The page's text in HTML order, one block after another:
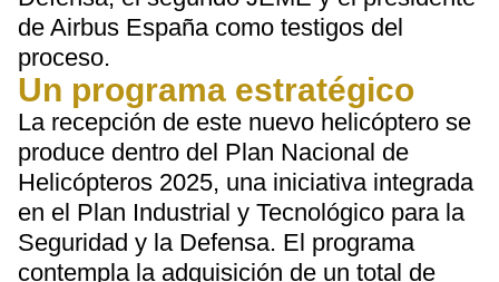
de Airbus España como testigos del
proceso.
Un programa estratégico
La recepción de este nuevo helicóptero se
produce dentro del Plan Nacional de
Helicópteros 2025, una iniciativa integrada
en el Plan Industrial y Tecnológico para la
Seguridad y la Defensa. El programa
contempla la adquisición de un total de